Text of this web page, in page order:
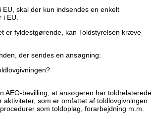
skal der kun indsendes en enkelt
EU.
er fyldestgørende, kan Toldstyrelsen kræve
der sendes en ansøgning:
AEO-bevilling, at ansøgeren har toldrelaterede
som er omfattet af toldlovgivningen
som toldoplag, forarbejdning m.m.